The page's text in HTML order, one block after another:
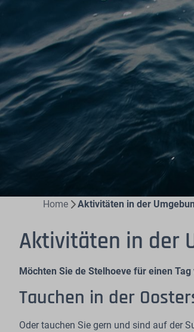
Home Aktivitäten in der
Aktivitäten in der
Möchten Sie de Stelhoeve für einen
Tauchen in der
Oder tauchen Sie gern und sind auf der